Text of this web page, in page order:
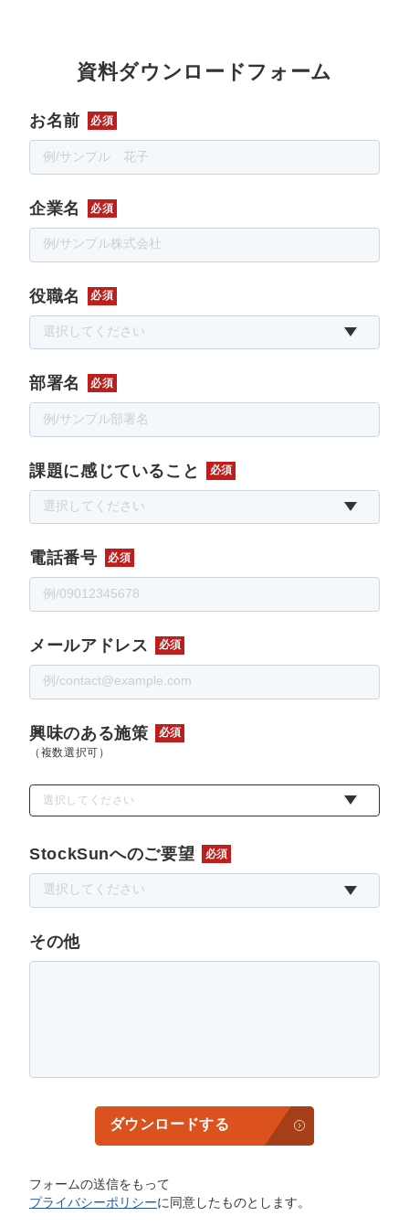
資料ダウンロードフォーム
お名前 必須
企業名 必須
役職名 必須
部署名 必須
課題に感じていること 必須
電話番号 必須
メールアドレス 必須
興味のある施策
必須
（複数選択可）
選択してください
StockSunへのご要望 必須
その他
ダウンロードする
フォームの送信をもって
プライバシーポリシーに同意したものとします。